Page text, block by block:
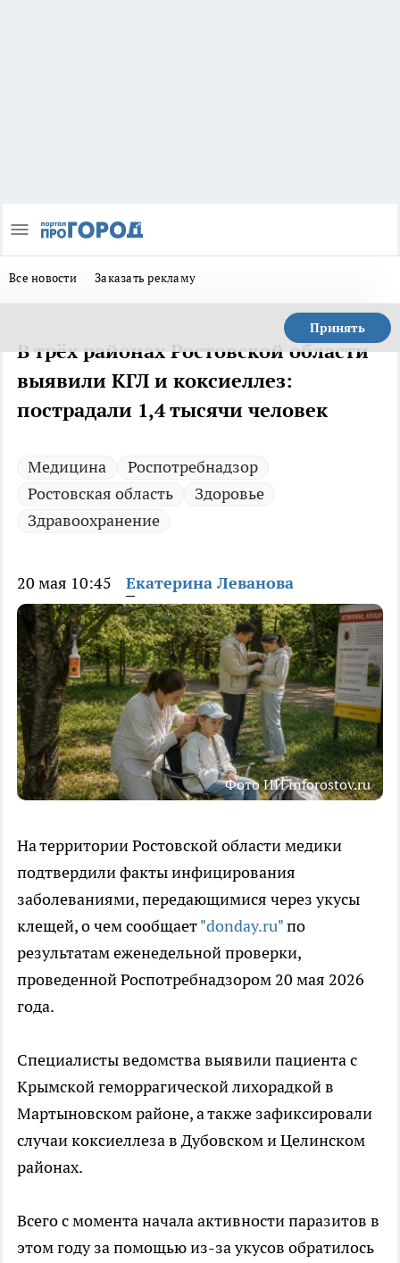
Все новости Заказать рекламу
Принять
В трёх районах Ростовской области
выявили КГЛ и коксиеллез:
пострадали 1,4 тысячи человек
Медицина
Роспотребнадзор
Ростовская область
Здоровье
Здравоохранение
20 мая 10:45 Екатерина Леванова
Фото ИИ inforostov.ru
На территории Ростовской области медики
подтвердили факты инфицирования
заболеваниями, передающимися через укусы
клещей, о чем сообщает"donday.ru"по
результатам еженедельной проверки,
проведенной Роспотребнадзором 20 мая 2026
года.
Специалисты ведомства выявили пациента с
Крымской геморрагической лихорадкой в
Мартыновском районе, а также зафиксировали
случаи коксиеллеза в Дубовском и Целинском
районах.
Всего с момента начала активности паразитов в
этом году за помощью из-за укусов обратилось